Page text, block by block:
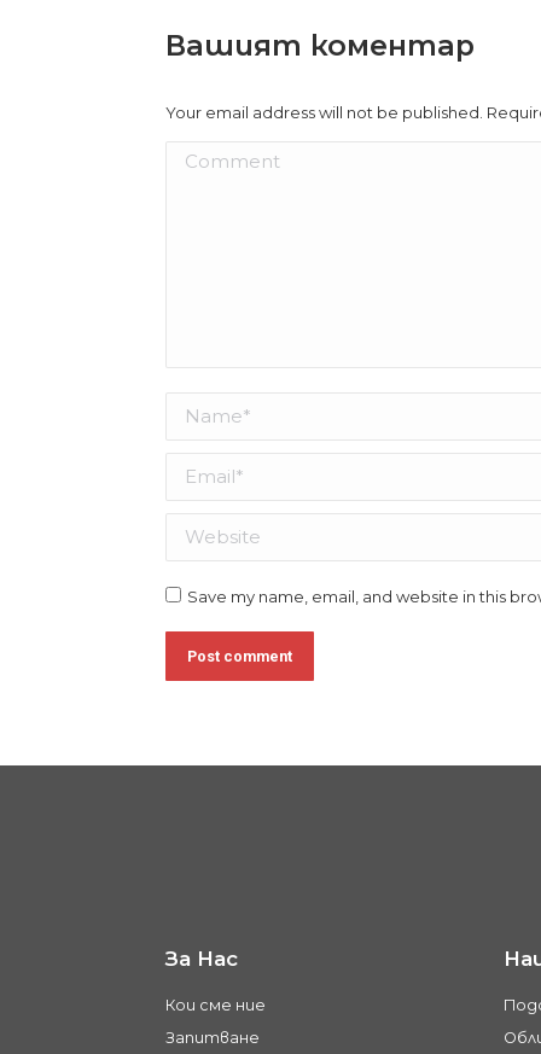
Вашият коментар
Your email address will not be published.
Comment
Save my name, email, and website in this
Post comment
За Нас
Кои сме ние
Запитване